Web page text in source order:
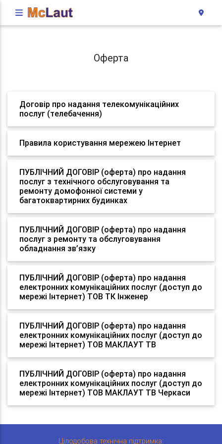
Оферта
Договір про надання телекомунікаційних
послуг (телебачення)
Правила користування мережею Інтернет
ПУБЛІЧНИЙ ДОГОВІР (оферта) про надання
послуг з технічного обслуговування та
ремонту домофонної системи у
багатоквартирних будинках
ПУБЛІЧНИЙ ДОГОВІР (оферта) про надання
послуг з ремонту та обслуговування
обладнання зв’язку
ПУБЛІЧНИЙ ДОГОВІР (оферта) про надання
електронних комунікаційних послуг (доступ до
мережі Інтернет) ТОВ ТК Інженер
ПУБЛІЧНИЙ ДОГОВІР (оферта) про надання
електронних комунікаційних послуг (доступ до
мережі Інтернет) ТОВ МАКЛАУТ ТВ
ПУБЛІЧНИЙ ДОГОВІР (оферта) про надання
електронних комунікаційних послуг (доступ до
мережі Інтернет) ТОВ МАКЛАУТ ТВ Черкаси
Цілодобова технічна підтримка: